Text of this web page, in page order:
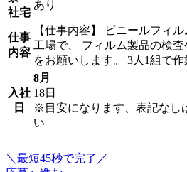
社宅
あり
仕事
内容
【仕事内容】 ビニールフィ
工場で、 フィルム製品の検
をお願いします。 3人1組で作
入社
日
8月
18日
※目安になります、表記なし
い
＼最短45秒で完了／